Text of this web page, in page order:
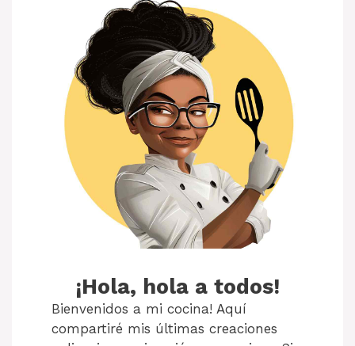
¡Hola, hola a todos!
Bienvenidos a mi cocina! Aquí
compartiré mis últimas creaciones